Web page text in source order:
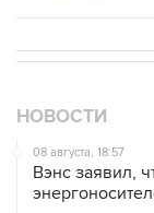
НОВОСТИ
08 августа, 18:57
Вэнс заявил,